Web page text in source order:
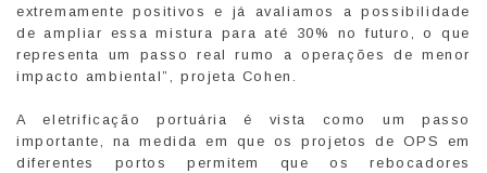
extremamente positivos e já avaliamos a possibilidade
de ampliar essa mistura para até 30% no futuro, o que
representa um passo real rumo a operações de menor
impacto ambiental”, projeta Cohen.
A eletrificação portuária é vista como um passo
importante, na medida em que os projetos de OPS em
diferentes portos permitem que os rebocadores